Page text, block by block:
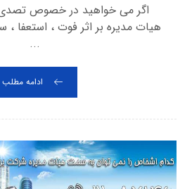
اگر می خواهید در خصوص
هیات مدیره بر اثر فوت ، استعفا
...
ادامه مطلب